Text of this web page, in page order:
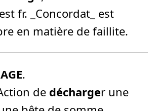
fr. _Concordat_ est
en matière de faillite.
.
de décharger une